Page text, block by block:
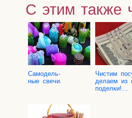
С этим также
Само­дель­
ные свечи.
Чистим
дела­ем из
поделки!…